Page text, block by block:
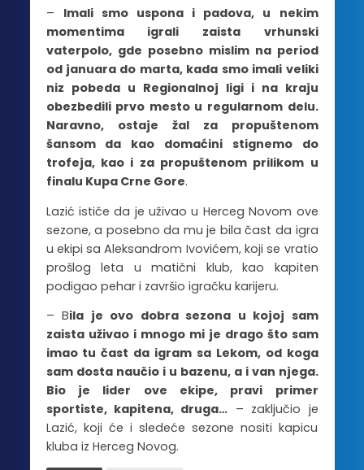
– Imali smo uspona i padova, u nekim
momentima igrali zaista vrhunski
vaterpolo, gde posebno mislim na period
od januara do marta, kada smo imali veliki
niz pobeda u Regionalnoj ligi i na kraju
obezbedili prvo mesto u regularnom delu.
Naravno, ostaje žal za propuštenom
šansom da kao domaćini stignemo do
trofeja, kao i za propuštenom prilikom u
finalu Kupa Crne Gore.
Lazić ističe da je uživao u Herceg Novom ove
sezone, a posebno da mu je bila čast da igra
u ekipi sa Aleksandrom Ivovićem, koji se vratio
prošlog leta u matični klub, kao kapiten
podigao pehar i završio igračku karijeru.
– Bila je ovo dobra sezona u kojoj sam
zaista uživao i mnogo mi je drago što sam
imao tu čast da igram sa Lekom, od koga
sam dosta naučio i u bazenu, a i van njega.
Bio je lider ove ekipe, pravi primer
sportiste, kapitena, druga… – zaključio je
Lazić, koji će i sledeće sezone nositi kapicu
kluba iz Herceg Novog.